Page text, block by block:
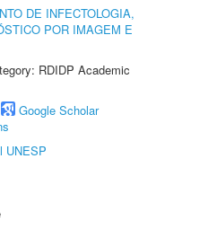
DE INFECTOLOGIA,
POR IMAGEM E
RDIDP Academic
Google Scholar
UNESP